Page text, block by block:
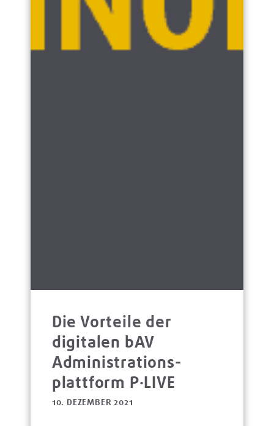
Die Vorteile der
digitalen bAV
Administrations­
platt­form P·LIVE
10. DEZEMBER 2021